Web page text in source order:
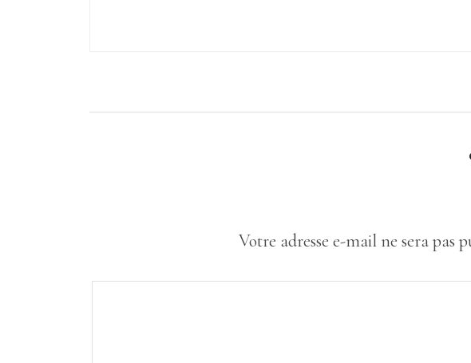
Votre adresse e-mail ne sera pas